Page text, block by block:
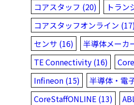
コアスタッフ (20)
トラン
コアスタッフオンライン
センサ (16)
半導体メーカ
TE Connectivity (16)
Infineon (15)
半導体・電
CoreStaffONLINE (13)